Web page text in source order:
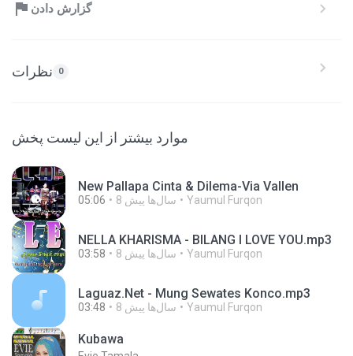
گزارش دادن
نظرات 0
موارد بیشتر از این لیست پخش
New Pallapa Cinta & Dilema-Via Vallen
05:06 8 سال‌ها پیش Yaumul Furqon
NELLA KHARISMA - BILANG I LOVE YOU.mp3
03:58 8 سال‌ها پیش Yaumul Furqon
Laguaz.Net - Mung Sewates Konco.mp3
03:48 8 سال‌ها پیش Yaumul Furqon
Kubawa